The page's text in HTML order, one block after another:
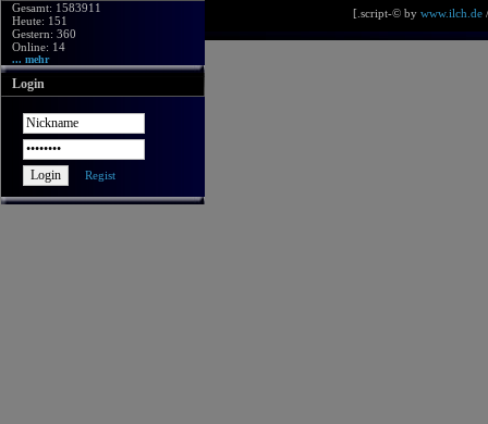
Gesamt: 1583911
Heute: 151
Gestern: 360
Online: 14
... mehr
Login
Regist
[.script-© by www.ilch.de/